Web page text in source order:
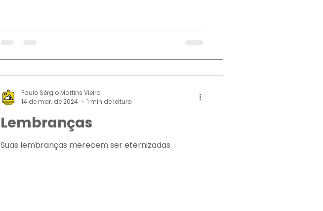
Lembranças
Suas lembranças merecem ser eternizadas.
Paulo Sérgio Martins Vieira
14 de mar. de 2024
1 min de leitura